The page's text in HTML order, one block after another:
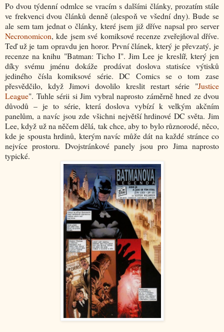
Po dvou týdenní odmlce se vracím s dalšími články, prozatím stále
ve frekvenci dvou článků denně (alespoň ve všední dny). Bude se
ale sem tam jednat o články, které jsem již dříve napsal pro server
Necronomicon, kde jsem své komiksové recenze zveřejňoval dříve.
Teď už je tam opravdu jen horor. První článek, který je převzatý, je
recenze na knihu "Batman: Ticho I". Jim Lee je kreslíř, který jen
díky svému jménu dokáže prodávat doslova statisíce výtisků
jediného čísla komiksové série. DC Comics se o tom zase
přesvědčilo, když Jimovi dovolilo kreslit restart série "Justice
League". Tuhle sérii si Jim vybral naprosto záměrně hned ze dvou
důvodů – je to série, která doslova vybízí k velkým akčním
panelům, a navíc jsou zde všichni největší hrdinové DC světa. Jim
Lee, když už na něčem dělá, tak chce, aby to bylo různorodé, něco,
kde je spousta hrdinů, kterým navíc může dát na každé stránce co
nejvíce prostoru. Dvojstránkové panely jsou pro Jima naprosto
typické.